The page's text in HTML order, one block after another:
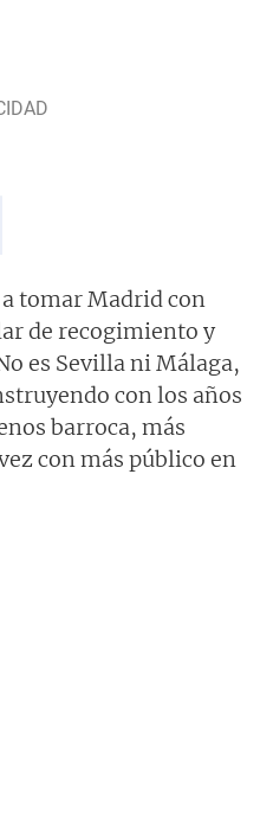
tomar Madrid con
de recogimiento y
es Sevilla ni Málaga,
con los años
barroca, más
con más público en